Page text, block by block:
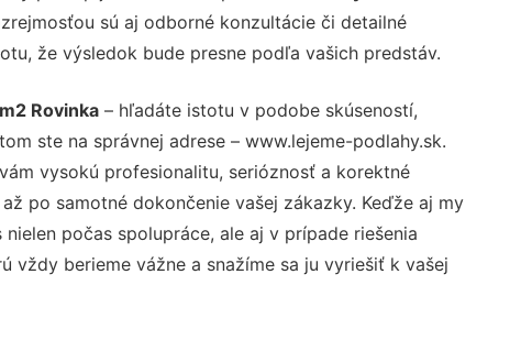
sú aj odborné konzultácie či detailné
že výsledok bude presne podľa vašich predstáv.
Rovinka– hľadáte istotu v podobe skúseností,
ste na správnej adrese – www.lejeme-podlahy.sk.
vysokú profesionalitu, serióznosť a korektné
po samotné dokončenie vašej zákazky. Keďže aj my
počas spolupráce, ale aj v prípade riešenia
vždy berieme vážne a snažíme sa ju vyriešiť k vašej